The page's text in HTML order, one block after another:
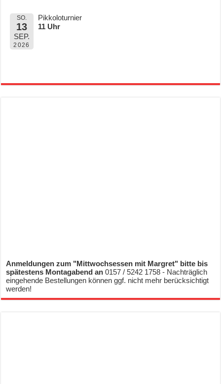
SO.
13
SEP.
2026
Pikkoloturnier
11 Uhr
Anmeldungen zum "Mittwochsessen mit Margret" bitte bis
spätestens Montagabend an0157 / 5242 1758 - Nachträglich
eingehende Bestellungen können ggf. nicht mehr berücksichtigt
werden!